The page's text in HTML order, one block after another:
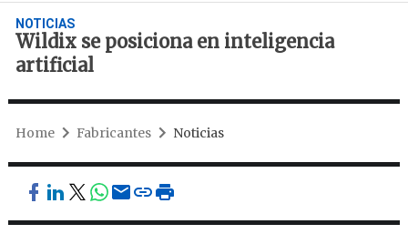
NOTICIAS
Wildix se posiciona en inteligencia
artificial
Home Fabricantes Noticias